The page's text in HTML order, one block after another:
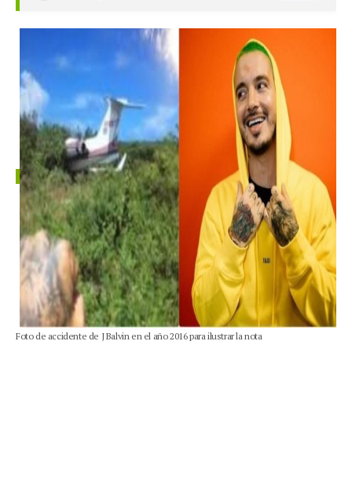
Foto de accidente de J Balvin en el año 2016 para ilustrar la nota